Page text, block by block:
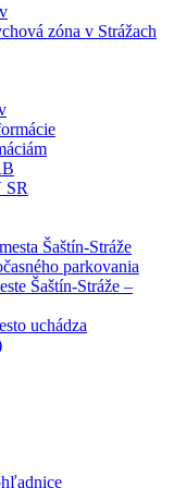
zóna v Strážach
SR
Šaštín-Stráže
parkovania
Šaštín-Stráže –
uchádza